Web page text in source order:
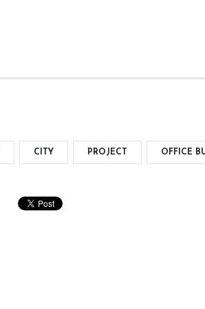
CITY PROJECT OFFICE